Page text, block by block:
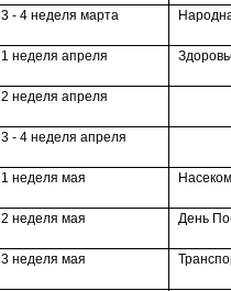
3 - 4 неделя марта
1 неделя апреля
2 неделя апреля
3 - 4 неделя апреля
1 неделя мая
2 неделя мая День
3 неделя мая